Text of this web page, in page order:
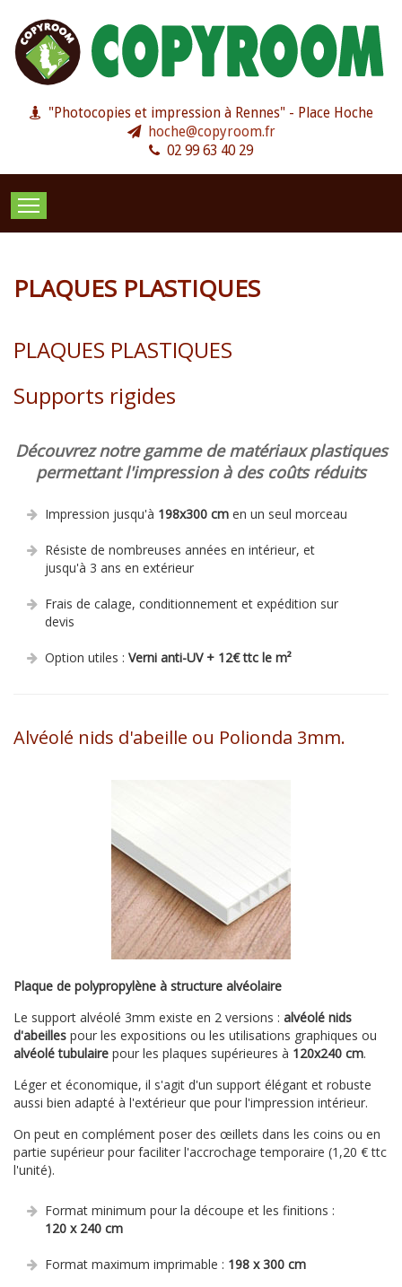
"Photocopies et impression à Rennes" - Place Hoche
hoche@copyroom.fr
02 99 63 40 29
PLAQUES PLASTIQUES
PLAQUES PLASTIQUES
Supports rigides
Découvrez notre gamme de matériaux plastiques
permettant l'impression à des coûts réduits
Impression jusqu'à 198x300 cm en un seul morceau
Résiste de nombreuses années en intérieur, et
jusqu'à 3 ans en extérieur
Frais de calage, conditionnement et expédition sur
devis
Option utiles : Verni anti-UV + 12€ ttc le m²
Alvéolé nids d'abeille ou Polionda 3mm.
Plaque de polypropylène à structure alvéolaire
Le support alvéolé 3mm existe en 2 versions : alvéolé nids
d'abeilles pour les expositions ou les utilisations graphiques ou
alvéolé tubulaire pour les plaques supérieures à 120x240 cm.
Léger et économique, il s'agit d'un support élégant et robuste
aussi bien adapté à l'extérieur que pour l'impression intérieur.
On peut en complément poser des œillets dans les coins ou en
partie supérieur pour faciliter l'accrochage temporaire (1,20 € ttc
l'unité).
Format minimum pour la découpe et les finitions :
120 x 240 cm
Format maximum imprimable : 198 x 300 cm